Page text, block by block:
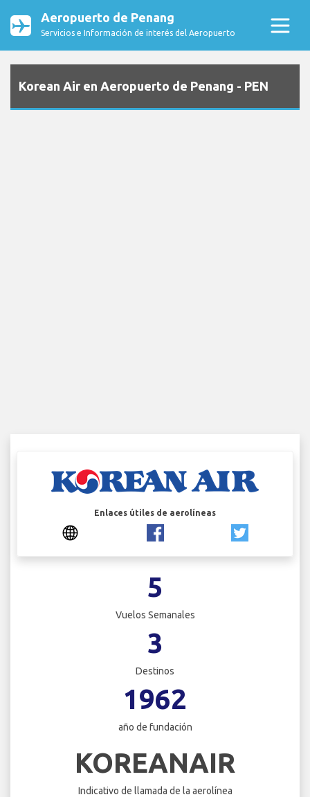
Aeropuerto de Penang
Servicios e Información de interés del Aeropuerto
Korean Air en Aeropuerto de Penang - PEN
Enlaces útiles de aerolíneas
5
Vuelos Semanales
3
Destinos
1962
año de fundación
KOREANAIR
Indicativo de llamada de la aerolínea